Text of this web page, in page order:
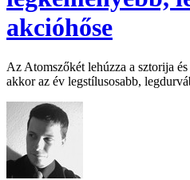
akcióhőse
Az Atomszőkét lehúzza a sztorija
akkor az év legstílusosabb,